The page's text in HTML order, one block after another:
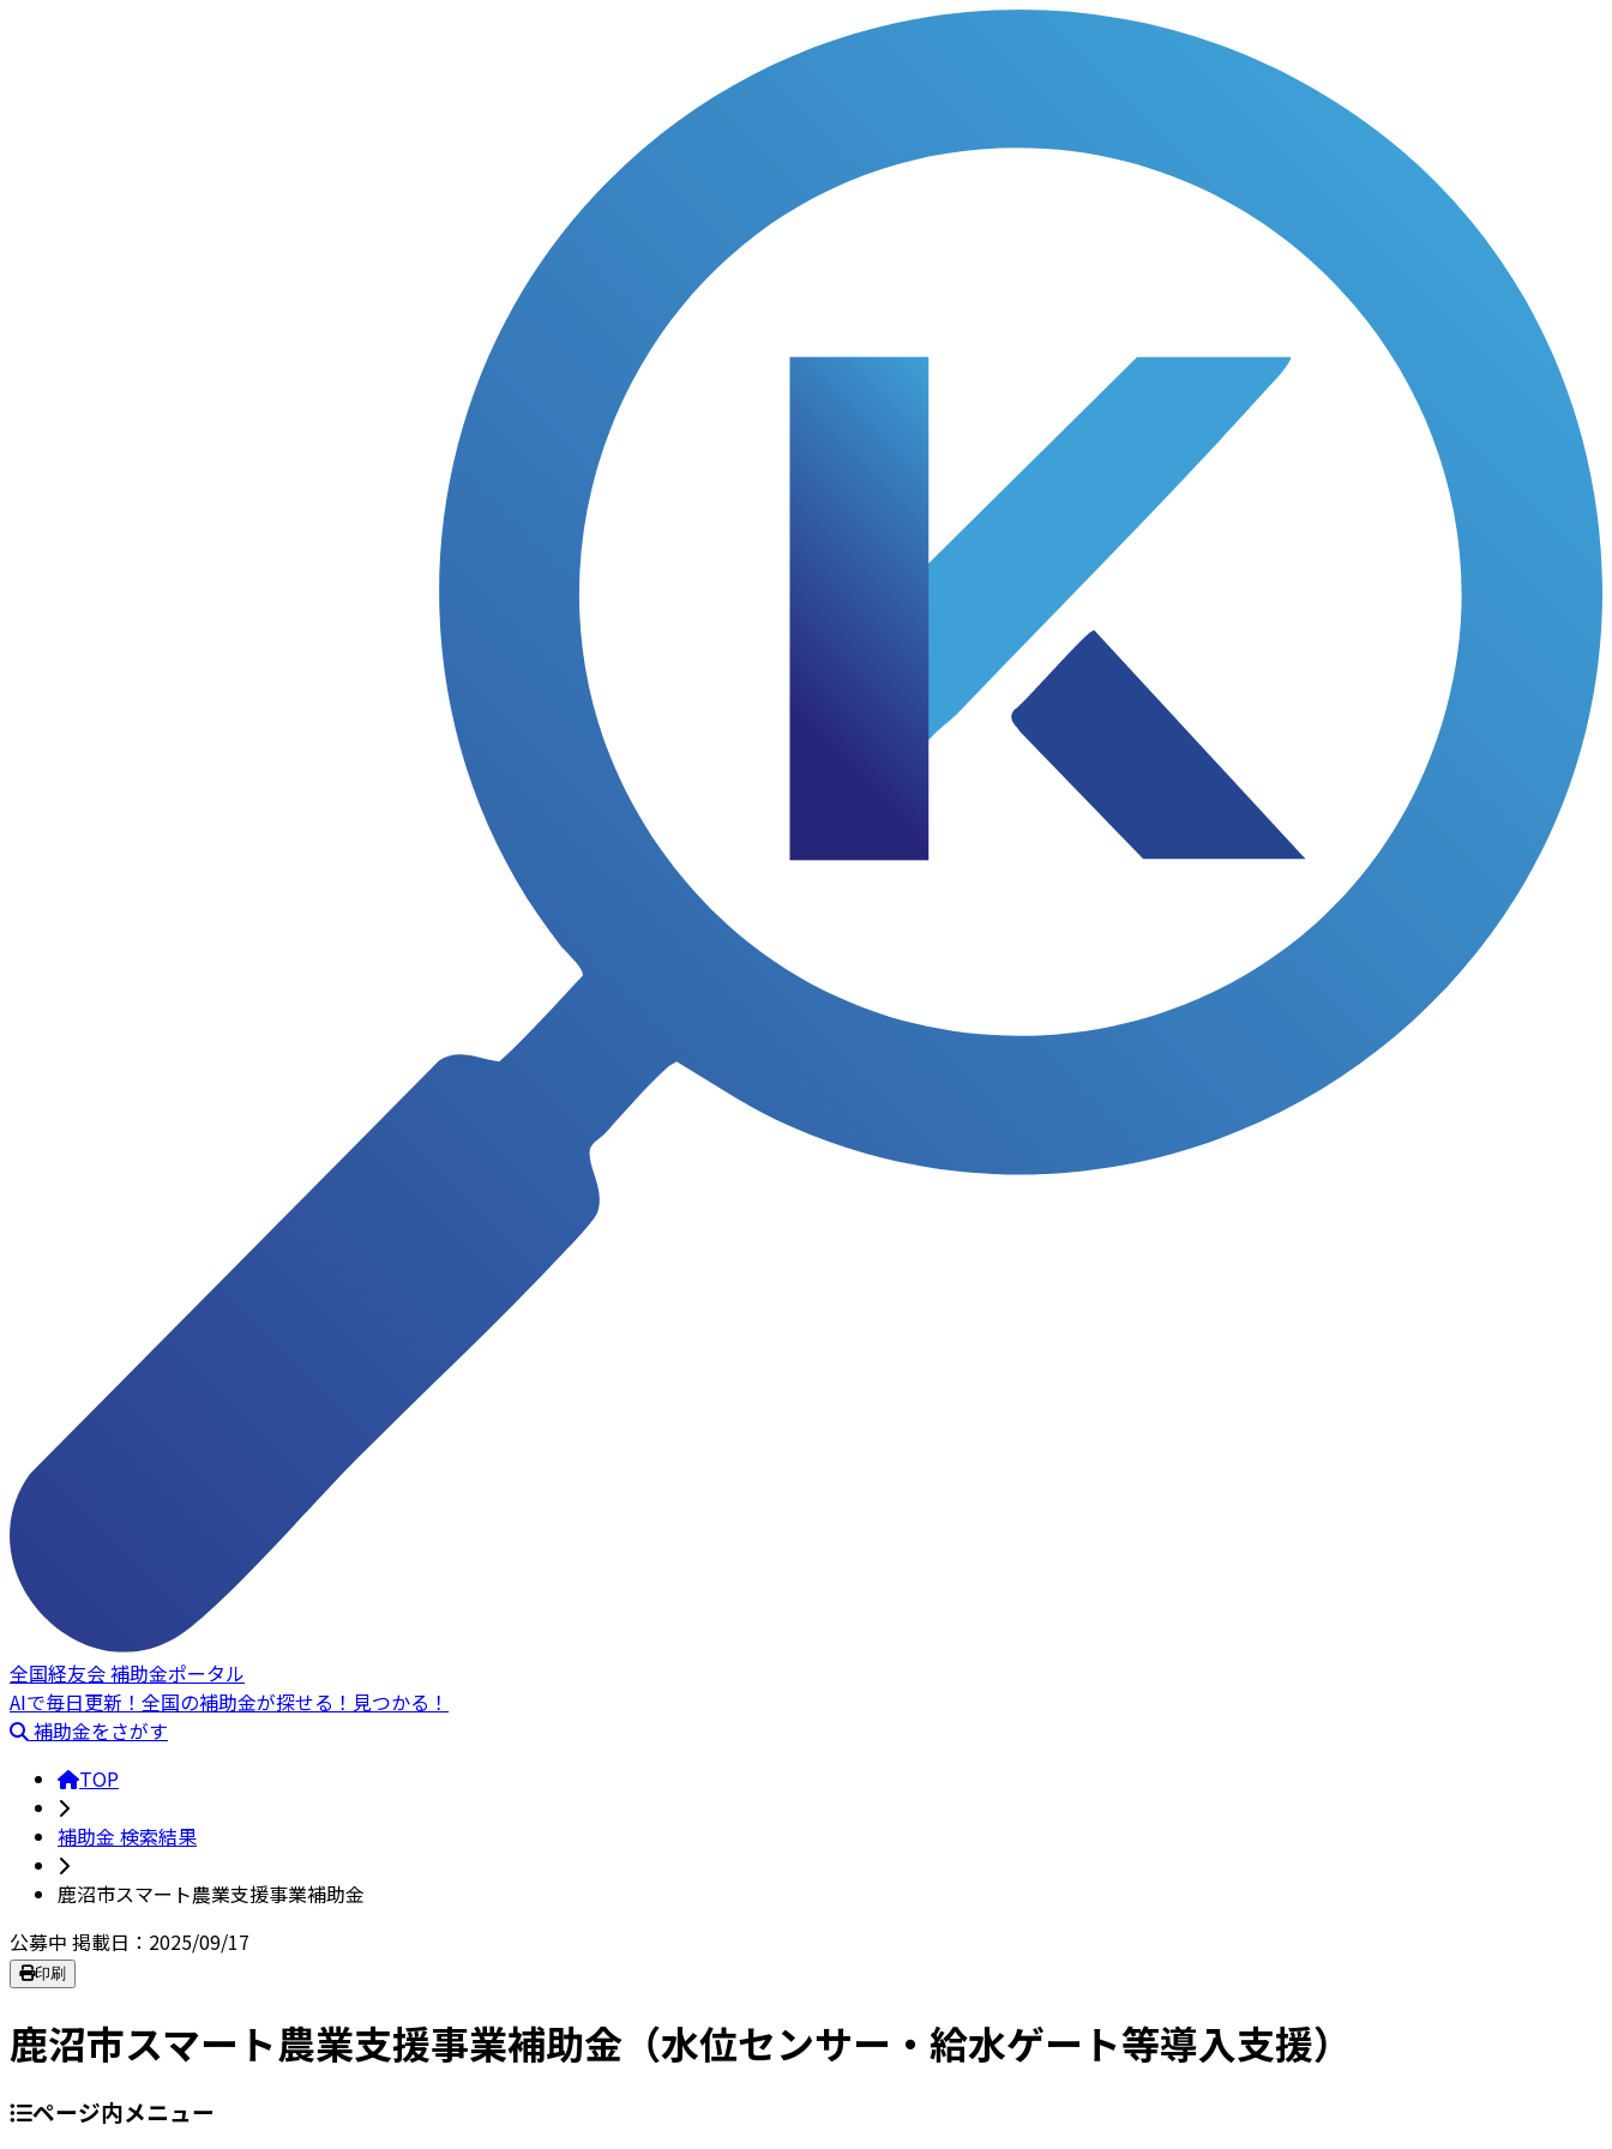
全国経友会 補助金ポータル
AIで毎日更新！全国の補助金が探せる！見つかる！
補助金をさがす
TOP
補助金 検索結果
鹿沼市スマート農業支援事業補助金
公募中 掲載日：2025/09/17
印刷
鹿沼市スマート農業支援事業補助金（水位センサー・給水ゲート等導入支援）
ページ内メニュー